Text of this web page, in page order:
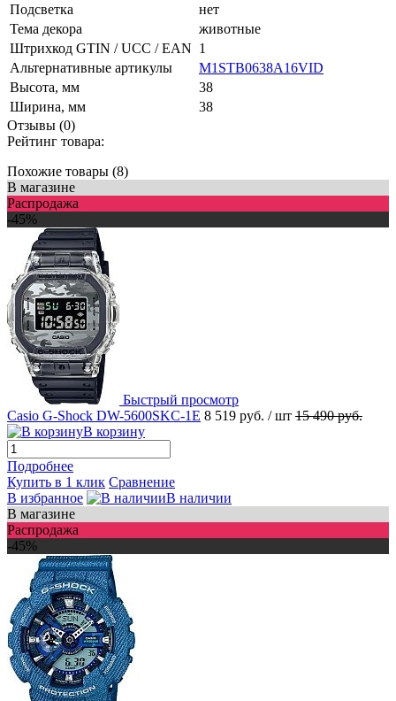
Подсветка
нет
Тема декора
животные
Штрихкод GTIN / UCC / EAN 1
Альтернативные артикулы
M1STB0638A16VID
Высота, мм
38
Ширина, мм
38
Отзывы (0)
Рейтинг товара:
Похожие товары (8)
В магазине
Распродажа
-45%
Быстрый просмотр
Casio G-Shock DW-5600SKC-1E 8 519 руб. / шт 15 490 руб.
В корзину
Подробнее
Купить в 1 клик Сравнение
В избранное
В наличии
В магазине
Распродажа
-45%